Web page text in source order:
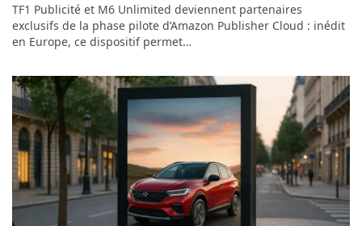
TF1 Publicité et M6 Unlimited deviennent partenaires
exclusifs de la phase pilote d’Amazon Publisher Cloud : inédit
en Europe, ce dispositif permet…